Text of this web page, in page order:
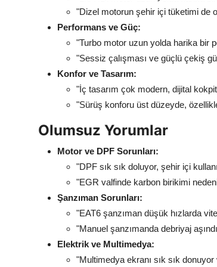
"Dizel motorun şehir içi tüketimi de
Performans ve Güç:
"Turbo motor uzun yolda harika bir
"Sessiz çalışması ve güçlü çekiş
Konfor ve Tasarım:
"İç tasarım çok modern, dijital
"Sürüş konforu üst düzeyde,
Olumsuz Yorumlar
Motor ve DPF Sorunları:
"DPF sık sık doluyor, şehir içi
"EGR valfinde karbon birikimi
Şanzıman Sorunları:
"EAT6 şanzıman düşük hızlarda
"Manuel şanzımanda debriyaj
Elektrik ve Multimedya:
"Multimedya ekranı sık sık